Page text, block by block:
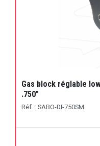
Gas block réglable
.750"
Réf. : SABO-DI-750SM